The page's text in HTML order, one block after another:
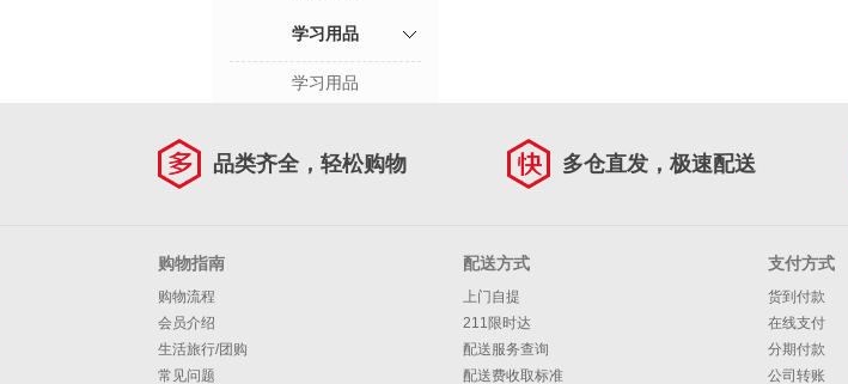
学习用品
学习用品
品类齐全，轻松购物 多仓直发，极速配送
购物指南
购物流程
会员介绍
生活旅行/团购
常见问题
配送方式
上门自提
211限时达
配送服务查询
配送费收取标准
支付方式
货到付款
在线支付
分期付款
公司转账